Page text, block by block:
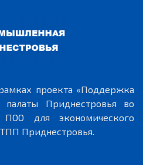
проекта «Поддержка
палаты Приднестровья во
ПОО для экономического
Приднестровья.